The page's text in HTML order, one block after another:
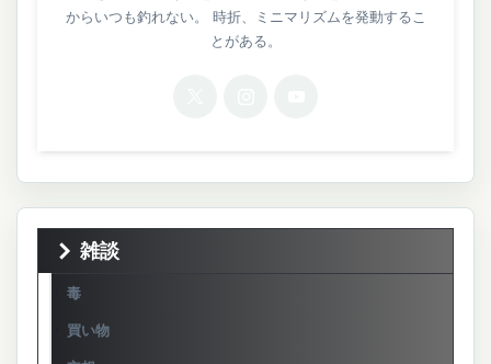
からいつも釣れない。 時折、ミニマリズムを発動するこ
とがある。
雑談
毒
買い物